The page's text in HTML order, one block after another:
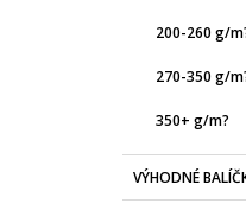
200-260 g/
270-350 g/
350+ g/m?
VÝHODNÉ